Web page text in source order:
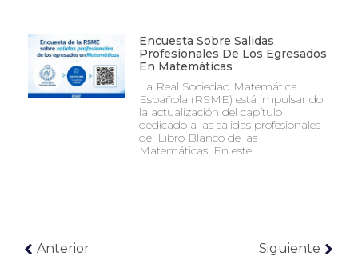
Encuesta Sobre Salidas
Profesionales De Los Egresados
En Matemáticas
La Real Sociedad Matemática
Española (RSME) está impulsando
la actualización del capítulo
dedicado a las salidas profesionales
del Libro Blanco de las
Matemáticas. En este
Anterior Siguiente